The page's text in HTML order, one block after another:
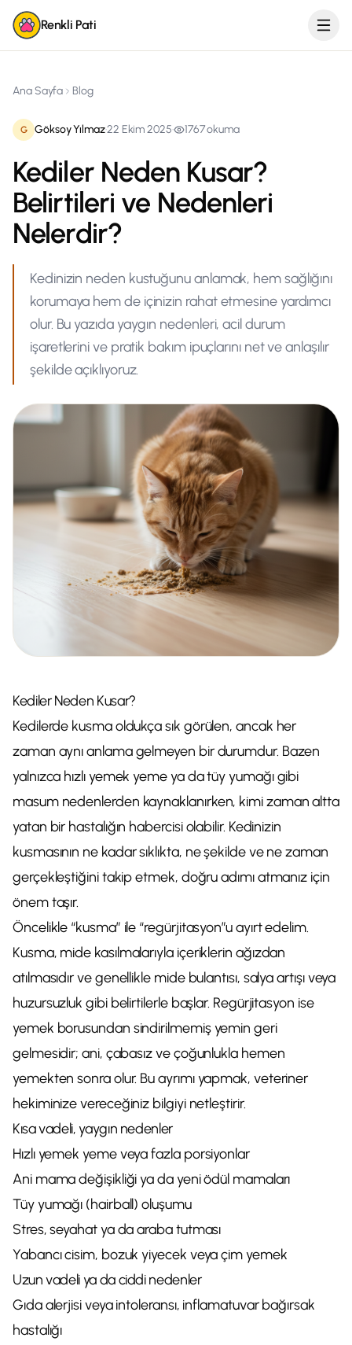
Renkli Pati
Ana Sayfa Blog
G Göksoy Yılmaz·22 Ekim 2025· 1767okuma
Kediler Neden Kusar?
Belirtileri ve Nedenleri
Nelerdir?
Kedinizin neden kustuğunu anlamak, hem sağlığını
korumaya hem de içinizin rahat etmesine yardımcı
olur. Bu yazıda yaygın nedenleri, acil durum
işaretlerini ve pratik bakım ipuçlarını net ve anlaşılır
şekilde açıklıyoruz.
Kediler Neden Kusar?
Kedilerde kusma oldukça sık görülen, ancak her
zaman aynı anlama gelmeyen bir durumdur. Bazen
yalnızca hızlı yemek yeme ya da tüy yumağı gibi
masum nedenlerden kaynaklanırken, kimi zaman altta
yatan bir hastalığın habercisi olabilir. Kedinizin
kusmasının ne kadar sıklıkta, ne şekilde ve ne zaman
gerçekleştiğini takip etmek, doğru adımı atmanız için
önem taşır.
Öncelikle “kusma” ile “regürjitasyon”u ayırt edelim.
Kusma, mide kasılmalarıyla içeriklerin ağızdan
atılmasıdır ve genellikle mide bulantısı, salya artışı veya
huzursuzluk gibi belirtilerle başlar. Regürjitasyon ise
yemek borusundan sindirilmemiş yemin geri
gelmesidir; ani, çabasız ve çoğunlukla hemen
yemekten sonra olur. Bu ayrımı yapmak, veteriner
hekiminize vereceğiniz bilgiyi netleştirir.
Kısa vadeli, yaygın nedenler
Hızlı yemek yeme veya fazla porsiyonlar
Ani mama değişikliği ya da yeni ödül mamaları
Tüy yumağı (hairball) oluşumu
Stres, seyahat ya da araba tutması
Yabancı cisim, bozuk yiyecek veya çim yemek
Uzun vadeli ya da ciddi nedenler
Gıda alerjisi veya intoleransı, inflamatuvar bağırsak
hastalığı